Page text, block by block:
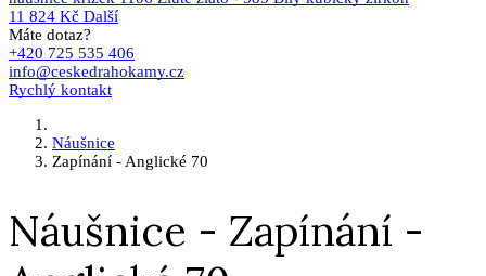
11 824 Kč Další
Máte dotaz?
+420 725 535 406
info@ceskedrahokamy.cz
Rychlý kontakt
Náušnice
Zapínání - Anglické 70
Náušnice - Zapínání -